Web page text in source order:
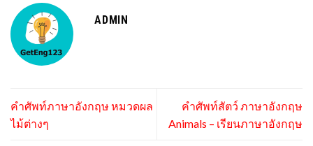
ADMIN
คำศัพท์ภาษาอังกฤษ หมวดผล
ไม้ต่างๆ
คำศัพท์สัตว์ ภาษาอังกฤษ
Animals – เรียนภาษาอังกฤษ